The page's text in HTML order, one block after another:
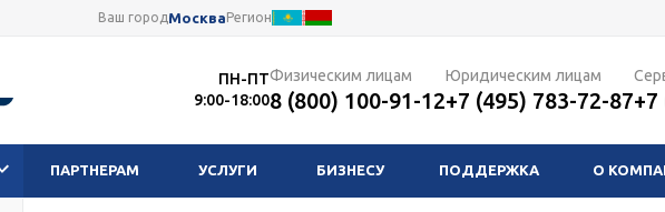
Ваш городМоскваРегион
ПН-ПТ
9:00-18:00
Физическим лицам
8 (800) 100-91-12
Юридическим лицам
+7 (495) 783-72-87+7
ПАРТНЕРАМ УСЛУГИ БИЗНЕСУ ПОДДЕРЖКА О